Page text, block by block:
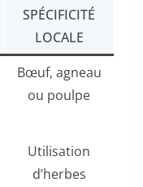
SPÉCIFICITÉ
LOCALE
Bœuf, agneau
ou poulpe
Utilisation
d’herbes